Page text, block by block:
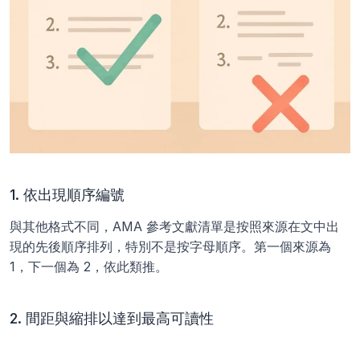
1. 依出現順序編號
與其他格式不同，AMA 參考文獻清單是按照來源在文中出
現的先後順序排列，特別不是按字母順序。第一個來源為
1，下一個為 2，依此類推。
2. 間距與縮排以達到最高可讀性